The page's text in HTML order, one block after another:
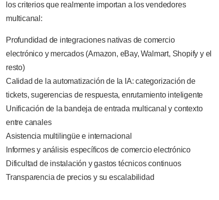
los criterios que realmente importan a los vendedores
multicanal:
Profundidad de integraciones nativas de comercio
electrónico y mercados (Amazon, eBay, Walmart, Shopify y el
resto)
Calidad de la automatización de la IA: categorización de
tickets, sugerencias de respuesta, enrutamiento inteligente
Unificación de la bandeja de entrada multicanal y contexto
entre canales
Asistencia multilingüe e internacional
Informes y análisis específicos de comercio electrónico
Dificultad de instalación y gastos técnicos continuos
Transparencia de precios y su escalabilidad